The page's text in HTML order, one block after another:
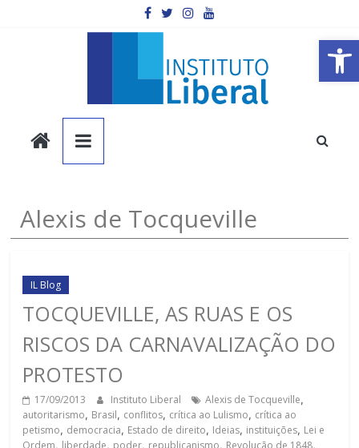
Barra de Ferramentas Aberta
Instituto
Liberal
Você
é
mais
importante
da
sociedade.
Alexis de Tocqueville
IL Blog
TOCQUEVILLE, AS RUAS E OS
RISCOS DA CARNAVALIZAÇÃO DO
PROTESTO
17/09/2013 Instituto Liberal Alexis de Tocqueville,
autoritarismo, Brasil, conflitos, crítica ao Lulismo, crítica ao
petismo, democracia, Estado de direito, Ideias, instituições, Lei e
Ordem, liberdade, poder, republicanismo, Revolução de 1848,